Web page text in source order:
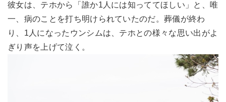
彼女は、テホから「誰か1人には知っててほしい」と、唯
一、病のことを打ち明けられていたのだ。葬儀が終わ
り、1人になったウンシムは、テホとの様々な思い出がよ
ぎり声を上げて泣く。